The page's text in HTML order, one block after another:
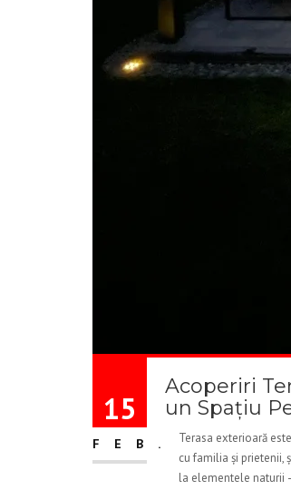
15
FEB.
Acoperiri
un Spațiu
Terasa exterioară
cu familia și prietenii,
la elementele naturii